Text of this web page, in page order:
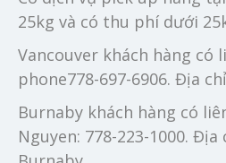
25kg và có thu phí dưới
Vancouver khách hàng có
phone778-697-6906. Địa
Burnaby khách hàng có
Nguyen: 778-223-1000.